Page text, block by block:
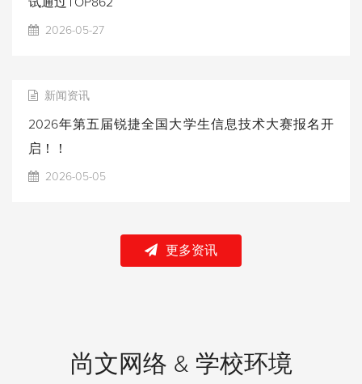
2026-05-27
新闻资讯
2026年第五届锐捷全国大学生信息技术大赛报名开
启！！
2026-05-05
更多资讯
尚文网络 & 学校环境